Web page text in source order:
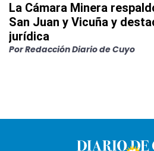
La Cámara Minera
San Juan y Vicuña y
jurídica
PorRedacción Diario de Cuyo